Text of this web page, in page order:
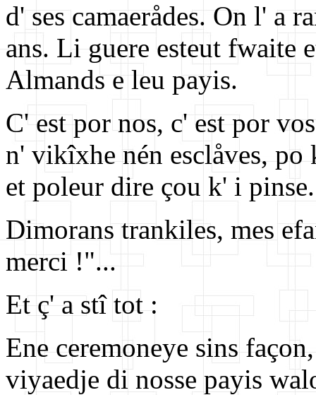
d' ses camaerådes. On l' a
ans. Li guere esteut fwaite
Almands e leu payis.
C' est por nos, c' est por
n' vikîxhe nén esclåves,
et poleur dire çou k' i pinse.
Dimorans trankiles, mes
merci !"...
Et ç' a stî tot :
Ene ceremoneye sins
viyaedje di nosse payis